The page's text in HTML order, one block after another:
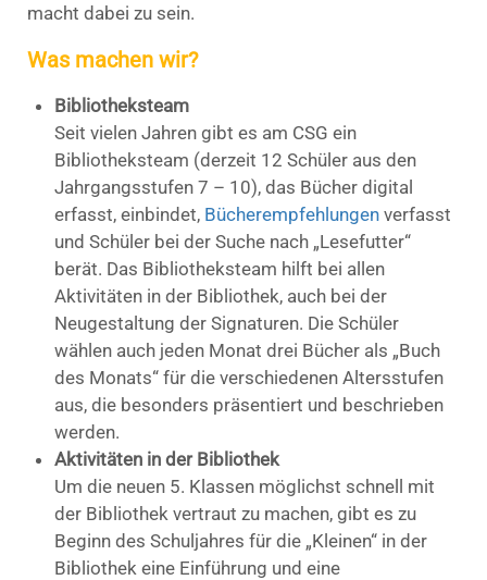
macht dabei zu sein.
Was machen wir?
Bibliotheksteam
Seit vielen Jahren gibt es am CSG ein
Bibliotheksteam (derzeit 12 Schüler aus den
Jahrgangsstufen 7 – 10), das Bücher digital
erfasst, einbindet, Bücherempfehlungen verfasst
und Schüler bei der Suche nach „Lesefutter“
berät. Das Bibliotheksteam hilft bei allen
Aktivitäten in der Bibliothek, auch bei der
Neugestaltung der Signaturen. Die Schüler
wählen auch jeden Monat drei Bücher als „Buch
des Monats“ für die verschiedenen Altersstufen
aus, die besonders präsentiert und beschrieben
werden.
Aktivitäten in der Bibliothek
Um die neuen 5. Klassen möglichst schnell mit
der Bibliothek vertraut zu machen, gibt es zu
Beginn des Schuljahres für die „Kleinen“ in der
Bibliothek eine Einführung und eine